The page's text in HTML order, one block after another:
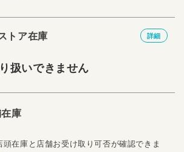
トア在庫 詳細
扱いできません
庫
頭在庫と店舗お受け取り可否が確認できま